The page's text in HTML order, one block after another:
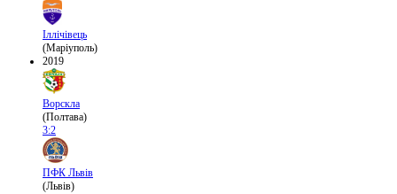
Іллічівець
(Маріуполь)
2019
Ворскла
(Полтава)
3:2
ПФК Львів
(Львів)